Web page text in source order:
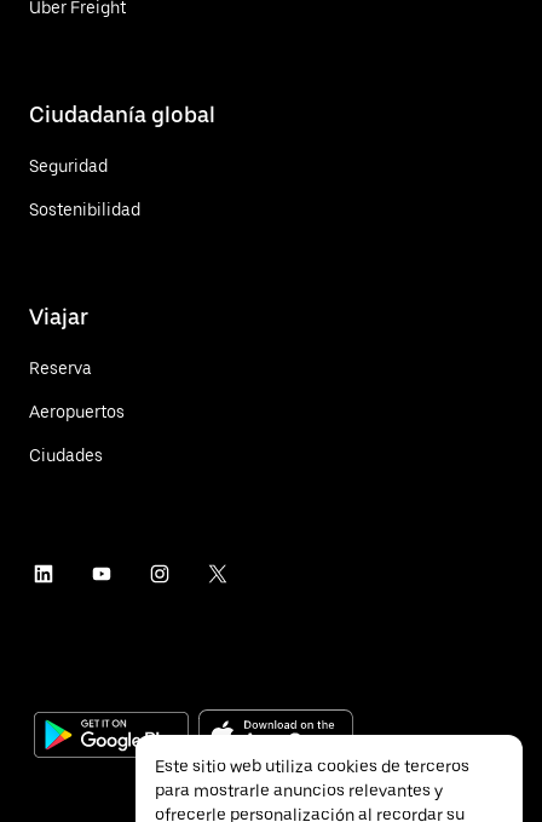
Uber Freight
Ciudadanía global
Seguridad
Sostenibilidad
Viajar
Reserva
Aeropuertos
Ciudades
Este sitio web utiliza cookies de terceros
para mostrarle anuncios relevantes y
ofrecerle personalización al recordar su